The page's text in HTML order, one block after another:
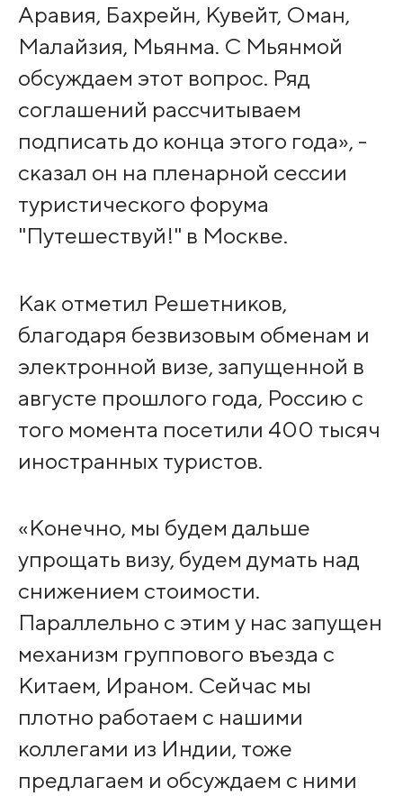
Аравия, Бахрейн, Кувейт, Оман,
Малайзия, Мьянма. С Мьянмой
обсуждаем этот вопрос. Ряд
соглашений рассчитываем
подписать до конца этого года», -
сказал он на пленарной сессии
туристического форума
"Путешествуй!" в Москве.
Как отметил Решетников,
благодаря безвизовым обменам и
электронной визе, запущенной в
августе прошлого года, Россию с
того момента посетили 400 тысяч
иностранных туристов.
«Конечно, мы будем дальше
упрощать визу, будем думать над
снижением стоимости.
Параллельно с этим у нас запущен
механизм группового въезда с
Китаем, Ираном. Сейчас мы
плотно работаем с нашими
коллегами из Индии, тоже
предлагаем и обсуждаем с ними